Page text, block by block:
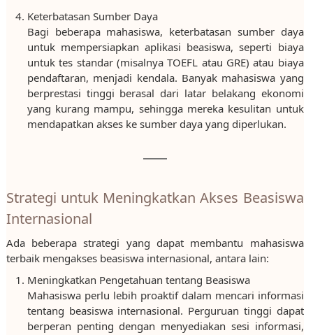
Keterbatasan Sumber Daya
Bagi beberapa mahasiswa, keterbatasan sumber daya
untuk mempersiapkan aplikasi beasiswa, seperti biaya
untuk tes standar (misalnya TOEFL atau GRE) atau biaya
pendaftaran, menjadi kendala. Banyak mahasiswa yang
berprestasi tinggi berasal dari latar belakang ekonomi
yang kurang mampu, sehingga mereka kesulitan untuk
mendapatkan akses ke sumber daya yang diperlukan.
Strategi untuk Meningkatkan Akses Beasiswa
Internasional
Ada beberapa strategi yang dapat membantu mahasiswa
terbaik mengakses beasiswa internasional, antara lain:
Meningkatkan Pengetahuan tentang Beasiswa
Mahasiswa perlu lebih proaktif dalam mencari informasi
tentang beasiswa internasional. Perguruan tinggi dapat
berperan penting dengan menyediakan sesi informasi,